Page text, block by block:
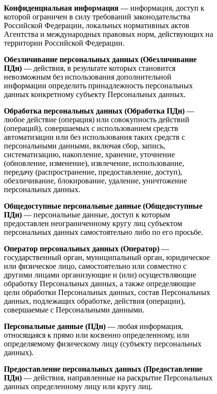
Конфиденциальная информация — информация, доступ к
которой ограничен в силу требований законодательства
Российской Федерации, локальных нормативных актов
Агентства и международных правовых норм, действующих на
территории Российской Федерации.
Обезличивание персональных данных (Обезличивание
ПДн) — действия, в результате которых становится
невозможным без использования дополнительной
информации определить принадлежность персональных
данных конкретному субъекту Персональных данных.
Обработка персональных данных (Обработка ПДн) —
любое действие (операция) или совокупность действий
(операций), совершаемых с использованием средств
автоматизации или без использования таких средств с
персональными данными, включая сбор, запись,
систематизацию, накопление, хранение, уточнение
(обновление, изменение), извлечение, использование,
передачу (распространение, предоставление, доступ),
обезличивание, блокирование, удаление, уничтожение
персональных данных.
Общедоступные персональные данные (Общедоступные
ПДн) — персональные данные, доступ к которым
предоставлен неограниченному кругу лиц субъектом
персональных данных самостоятельно либо по его просьбе.
Оператор персональных данных (Оператор) —
государственный орган, муниципальный орган, юридическое
или физическое лицо, самостоятельно или совместно с
другими лицами организующие и (или) осуществляющие
обработку Персональных данных, а также определяющие
цели обработки Персональных данных, состав Персональных
данных, подлежащих обработке, действия (операции),
совершаемые с Персональными данными.
Персональные данные (ПДн) — любая информация,
относящаяся к прямо или косвенно определенному, или
определяемому физическому лицу (субъекту персональных
данных).
Предоставление персональных данных (Предоставление
ПДн) — действия, направленные на раскрытие Персональных
данных определенному лицу или кругу лиц.